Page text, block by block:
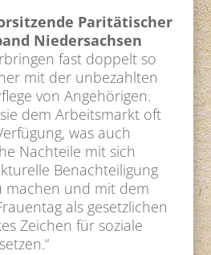
Paritätischer
Niedersachsen
fast doppelt so
mit der unbezahlten
von Angehörigen.
dem Arbeitsmarkt oft
was auch
Nachteile mit sich
Benachteiligung
machen und mit dem
als gesetzlichen
Zeichen für soziale